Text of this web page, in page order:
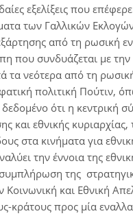
εξελίξεις που
των Γαλλικών
από τη ρωσική
που συνδυάζεται με
τα νεότερα από τη
πολιτική
ότι η κεντρική
και εθνικής
στα κινήματα για
την έννοια της
της
και Εθνική
κράτους προς μία